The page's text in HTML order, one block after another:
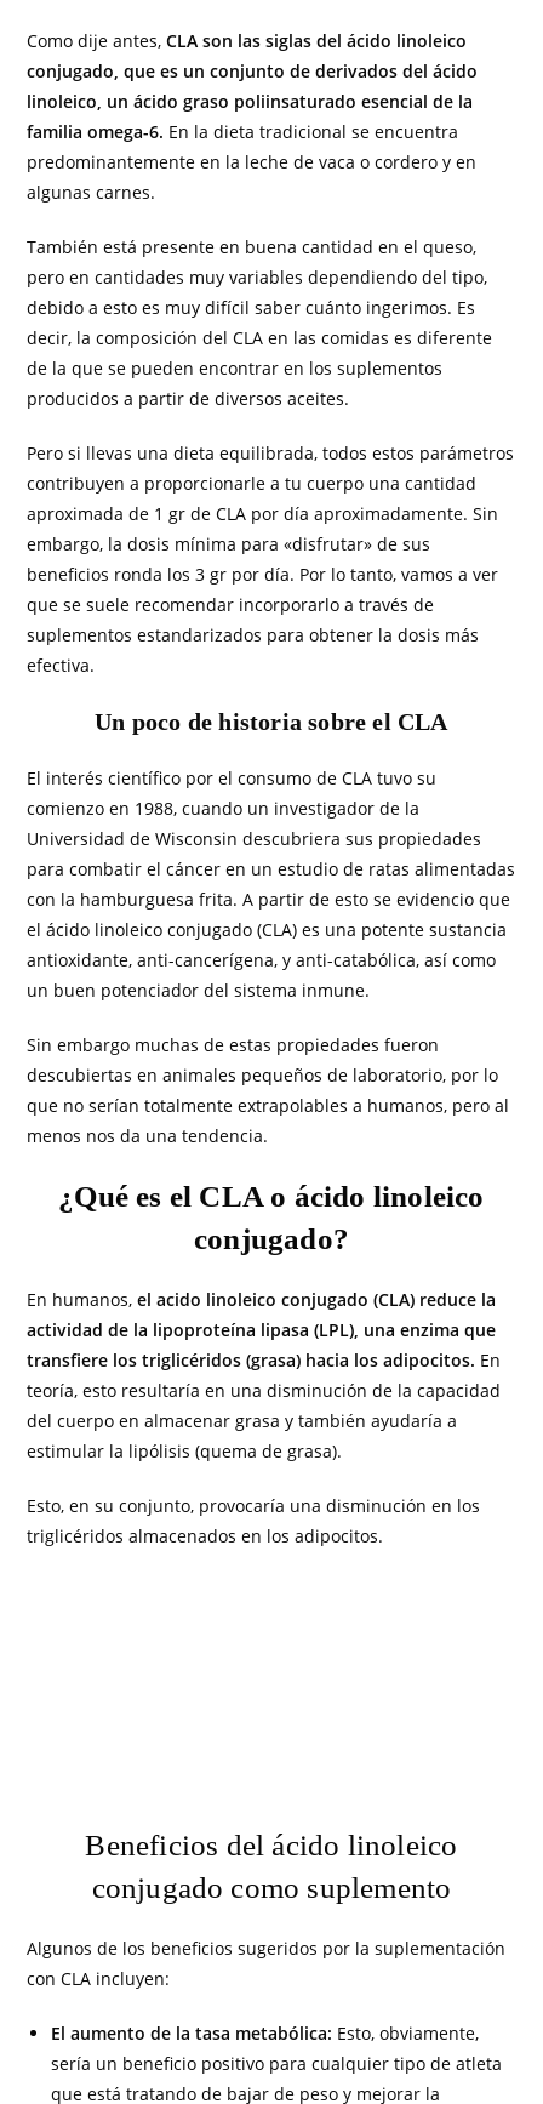
Como dije antes,CLA son las siglas del ácido linoleico
conjugado, que es un conjunto de derivados del ácido
linoleico, un ácido graso poliinsaturado esencial de la
familia omega-6. En la dieta tradicional se encuentra
predominantemente en la leche de vaca o cordero y en
algunas carnes.
También está presente en buena cantidad en el queso,
pero en cantidades muy variables dependiendo del tipo,
debido a esto es muy difícil saber cuánto ingerimos. Es
decir, la composición del CLA en las comidas es diferente
de la que se pueden encontrar en los suplementos
producidos a partir de diversos aceites.
Pero si llevas una dieta equilibrada, todos estos parámetros
contribuyen a proporcionarle a tu cuerpo una cantidad
aproximada de 1 gr de CLA por día aproximadamente. Sin
embargo, la dosis mínima para «disfrutar» de sus
beneficios ronda los 3 gr por día. Por lo tanto, vamos a ver
que se suele recomendar incorporarlo a través de
suplementos estandarizados para obtener la dosis más
efectiva.
Un poco de historia sobre el CLA
El interés científico por el consumo de CLA tuvo su
comienzo en 1988, cuando un investigador de la
Universidad de Wisconsin descubriera sus propiedades
para combatir el cáncer en un estudio de ratas alimentadas
con la hamburguesa frita. A partir de esto se evidencio que
el ácido linoleico conjugado (CLA) es una potente sustancia
antioxidante, anti-cancerígena, y anti-catabólica, así como
un buen potenciador del sistema inmune.
Sin embargo muchas de estas propiedades fueron
descubiertas en animales pequeños de laboratorio, por lo
que no serían totalmente extrapolables a humanos, pero al
menos nos da una tendencia.
¿Qué es el CLA o ácido linoleico
conjugado?
En humanos,el acido linoleico conjugado (CLA) reduce la
actividad de la lipoproteína lipasa (LPL), una enzima que
transfiere los triglicéridos (grasa) hacia los adipocitos. En
teoría, esto resultaría en una disminución de la capacidad
del cuerpo en almacenar grasa y también ayudaría a
estimular la lipólisis (quema de grasa).
Esto, en su conjunto, provocaría una disminución en los
triglicéridos almacenados en los adipocitos.
Beneficios del ácido linoleico
conjugado como suplemento
Algunos de los beneficios sugeridos por la suplementación
con CLA incluyen:
El aumento de la tasa metabólica: Esto, obviamente,
sería un beneficio positivo para cualquier tipo de atleta
que está tratando de bajar de peso y mejorar la